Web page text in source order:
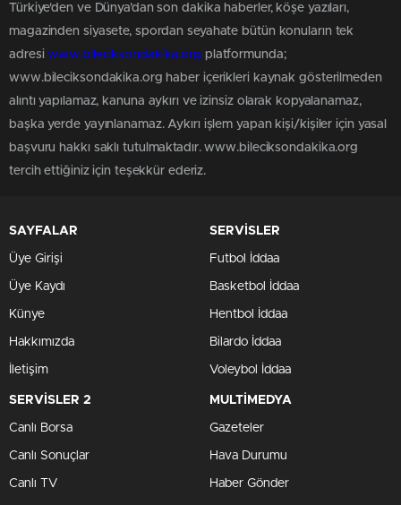
Türkiye'den ve Dünya’dan son dakika haberler, köşe yazıları,
magazinden siyasete, spordan seyahate bütün konuların tek
adresiwww.bileciksondakika.org platformunda;
www.bileciksondakika.org haber içerikleri kaynak gösterilmeden
alıntı yapılamaz, kanuna aykırı ve izinsiz olarak kopyalanamaz,
başka yerde yayınlanamaz. Aykırı işlem yapan kişi/kişiler için yasal
başvuru hakkı saklı tutulmaktadır. www.bileciksondakika.org
tercih ettiğiniz için teşekkür ederiz.
SAYFALAR
Üye Girişi
Üye Kaydı
Künye
Hakkımızda
İletişim
SERVİSLER
Futbol İddaa
Basketbol İddaa
Hentbol İddaa
Bilardo İddaa
Voleybol İddaa
SERVİSLER 2
Canlı Borsa
Canlı Sonuçlar
Canlı TV
MULTİMEDYA
Gazeteler
Hava Durumu
Haber Gönder